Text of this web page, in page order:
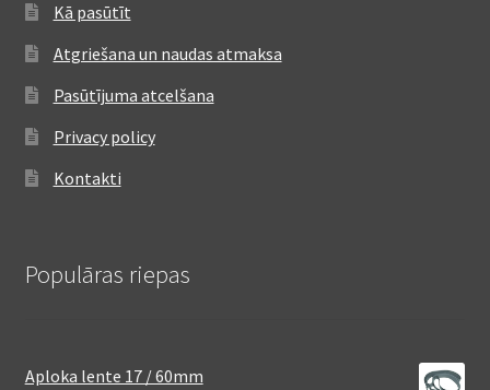
Kā pasūtīt
Atgriešana un naudas atmaksa
Pasūtījuma atcelšana
Privacy policy
Kontakti
Populāras riepas
Aploka lente 17 / 60mm